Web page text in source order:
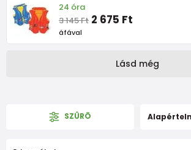
24 óra
3 145 Ft 2 675 Ft
áfával
Lásd még
SZÛRÕ